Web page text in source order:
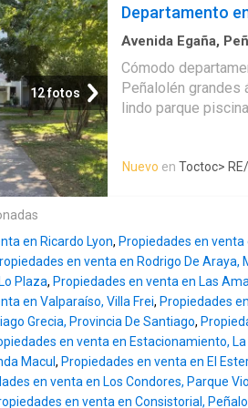
donde cada día se
amplio y patio.
espacios para
de ruedas
gimnasio áreas
ofrece seguridad
instalaciones para
amenidades. ¡No
12 fotos
Departamento
Avenida Egaña,
secado· Gimnasio·
Cómodo
Peñalolén grandes
lindo parque
la comodidad y la
ubicación
Descripción: -
walk-in closet. -
tamaño. - Cómodo
- Terraza con
Bodega. - 1
Estacionamiento
agendar tu visita!
Nuevo en Toctoc>
en Ricardo Lyon, Propiedades en venta
en venta en Rodrigo De Araya,
Plaza, Propiedades en venta en Las
en Valparaíso, Villa Frei, Propiedades
Grecia, Provincia De Santiago,
en venta en Estacionamiento, La
Macul , Propiedades en venta en El
en venta en Los Condores, Parque
en venta en Consistorial,